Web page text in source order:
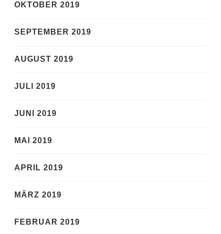
OKTOBER 2019
SEPTEMBER 2019
AUGUST 2019
JULI 2019
JUNI 2019
MAI 2019
APRIL 2019
MÄRZ 2019
FEBRUAR 2019